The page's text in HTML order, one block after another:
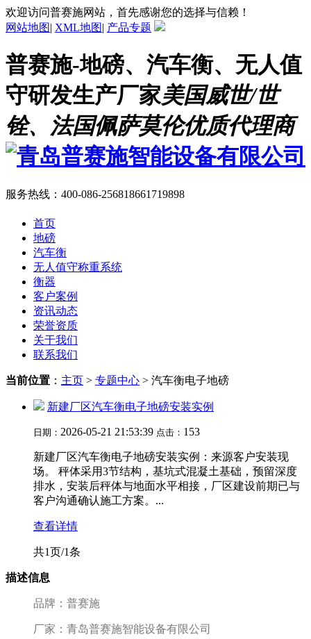
欢迎访问普赛施网站，首先感谢您的选择与信赖！
网站地图| XML地图| 产品专题
普赛施-地磅、汽车衡、无人值
守研发生产厂家美国威世/世
铨、法国佩萨莫伦优质代理商
服务热线： 400-086-256818661719898
首页
地磅
汽车衡
无人值守称重系统
衡器
客户案例
资讯动态
荣誉资质
关于我们
联系我们
当前位置 ： 主页 > 专题中心 > 汽车衡电子地磅
新建厂区汽车衡电子地磅安装实例
日期： 2026-05-21 21:53:39 点击： 153
新建厂区汽车衡电子地磅安装实例：来源客户安装现
场。 秤体采用3节结构，基坑式混凝土基础，预留深度
排水，安装后秤体与地面水平相接，厂区建设前期已与
客户沟通确认施工方案。...
查看详情
共1页/1条
描述信息
品牌：普赛施
厂家：青岛普赛施智能设备有限公司